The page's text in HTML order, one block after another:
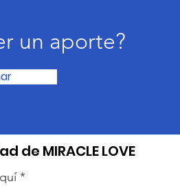
un aporte?
de MIRACLE LOVE